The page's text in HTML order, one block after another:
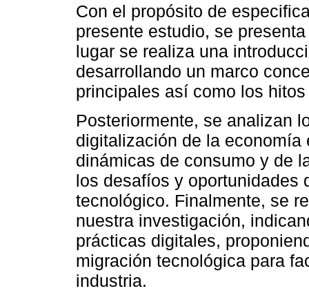
Con el propósito de
presente estudio, se
lugar se realiza una
desarrollando un marco
principales así como los
Posteriormente, se analizan
digitalización de la
dinámicas de consumo y de
los desafíos y oportunidades
tecnológico. Finalmente, se
nuestra investigación,
prácticas digitales,
migración tecnológica para
industria.